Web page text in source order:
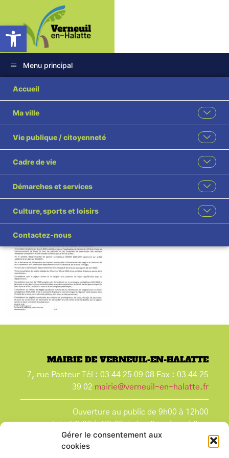
Ouvrir la barre d’outils
Gérer le consentement aux
cookies
Menu principal
Accueil
Ma ville
Vie publique / citoyenneté
Cadre de vie
Démarches et services
Culture, sports et loisirs
Contactez-nous
Arrêté portant sur le
classement ESOD du
groupe 3-1
MAIRIE DE VERNEUIL-EN-HALATTE
7, rue Pasteur Tél : 03 44 25 09 08 Fax : 03 44 25
39 02 mairie@verneuil-en-halatte.fr
Ouverture au public de 9h00 à 12h00
et de 14h00 à 18h00 du lundi après-midi au
vendredi,
et le samedi de 9h00 à 12h00.